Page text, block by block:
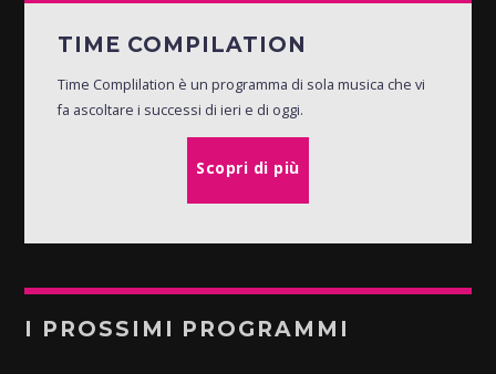
TIME COMPILATION
Time Complilation è un programma di sola musica che vi
fa ascoltare i successi di ieri e di oggi.
Scopri di più
I PROSSIMI PROGRAMMI